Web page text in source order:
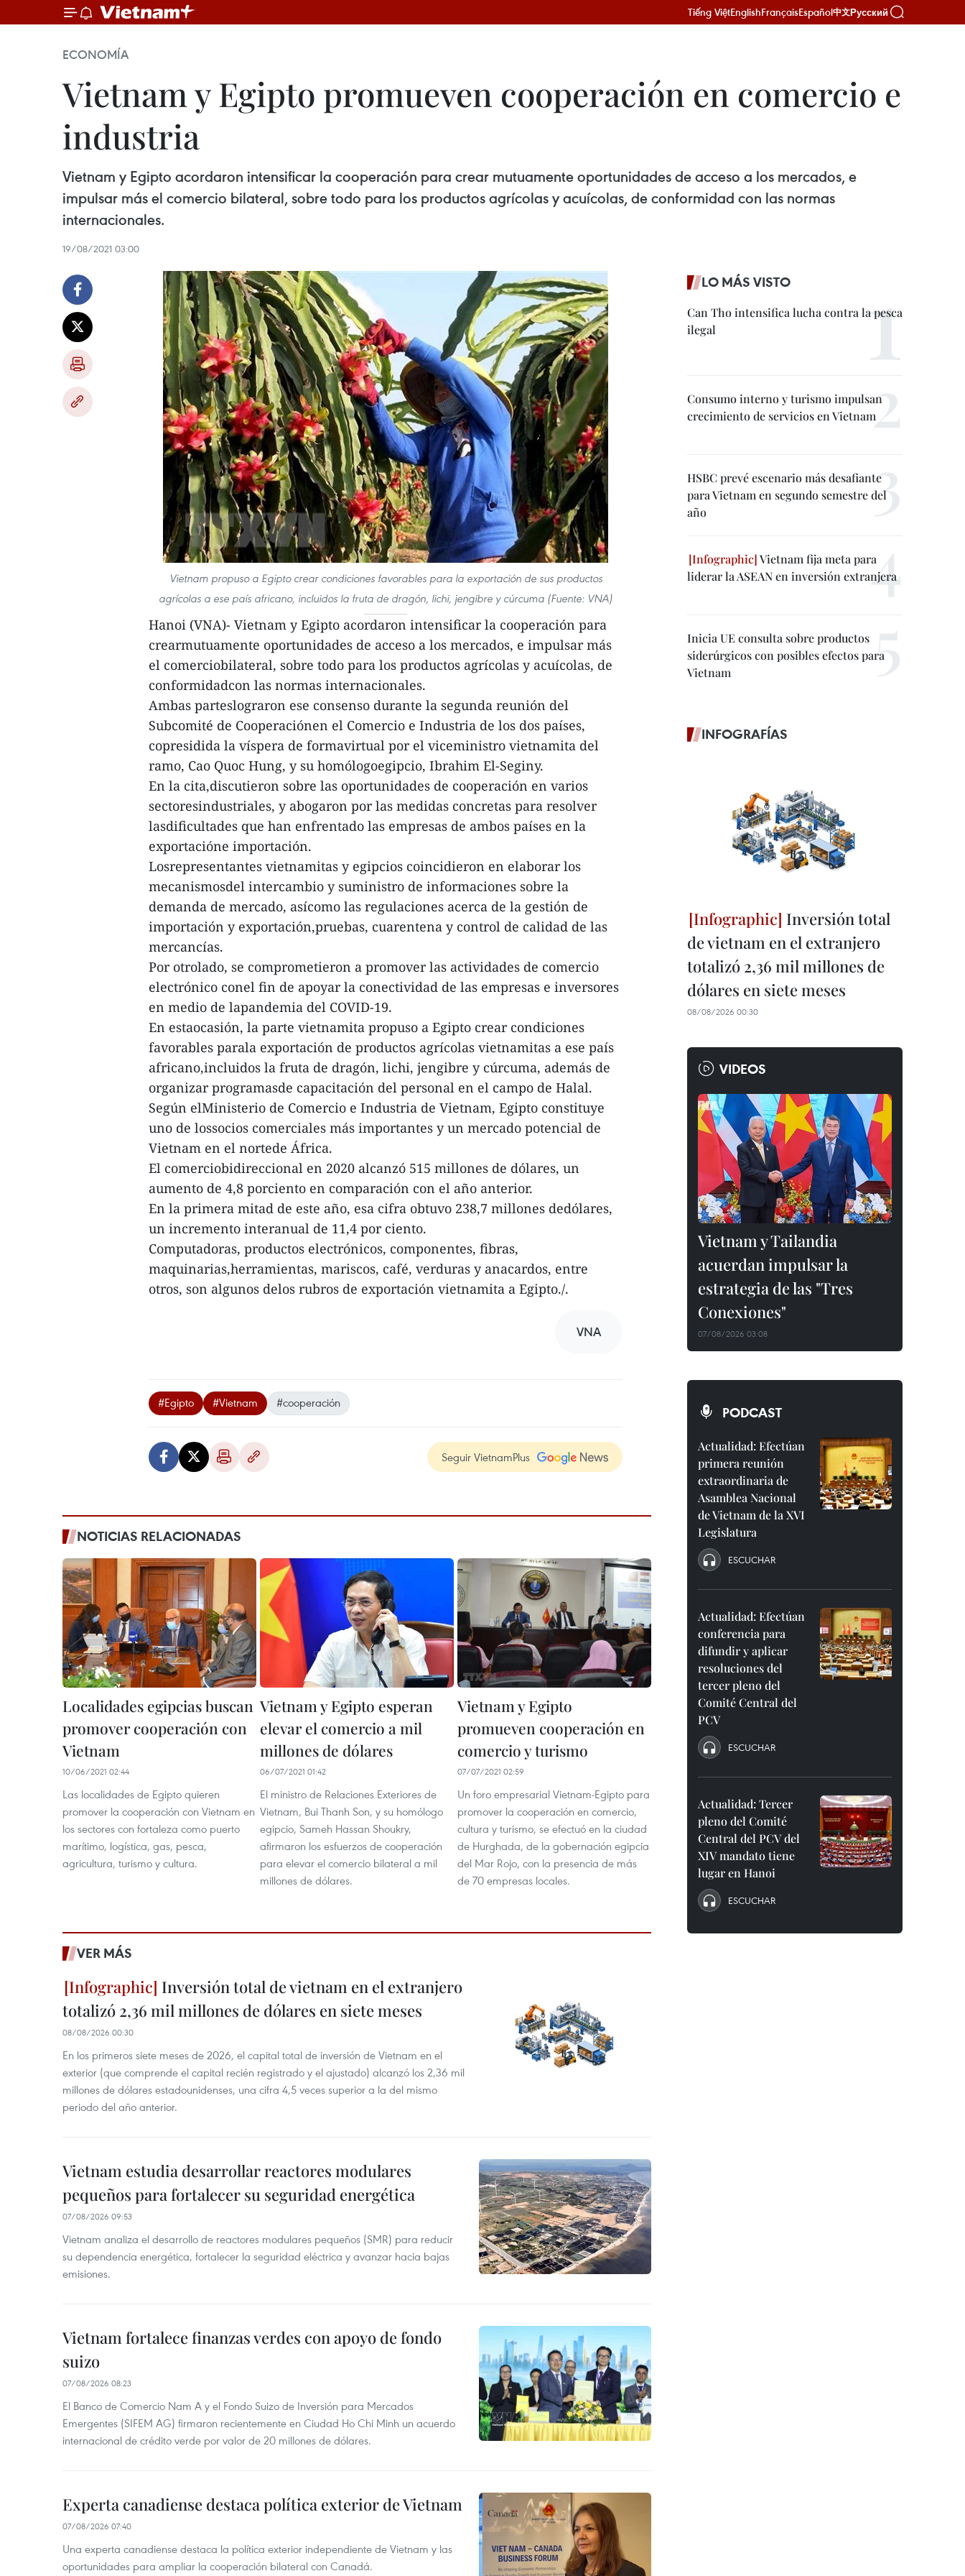
Tiếng ViệtEnglishFrançaisEspañol中文Русский
ECONOMÍA
Vietnam y Egipto promueven cooperación en comercio e
industria
Vietnam y Egipto acordaron intensificar la cooperación para crear mutuamente oportunidades de acceso a los mercados, e
impulsar más el comercio bilateral, sobre todo para los productos agrícolas y acuícolas, de conformidad con las normas
internacionales.
19/08/2021 03:00
Vietnam propuso a Egipto crear condiciones favorables para la exportación de sus productos
agrícolas a ese país africano, incluidos la fruta de dragón, lichi, jengibre y cúrcuma (Fuente: VNA)
Hanoi (VNA)- Vietnam y Egipto acordaron intensificar la cooperación para
crearmutuamente oportunidades de acceso a los mercados, e impulsar más
el comerciobilateral, sobre todo para los productos agrícolas y acuícolas, de
conformidadcon las normas internacionales.
Ambas parteslograron ese consenso durante la segunda reunión del
Subcomité de Cooperaciónen el Comercio e Industria de los dos países,
copresidida la víspera de formavirtual por el viceministro vietnamita del
ramo, Cao Quoc Hung, y su homólogoegipcio, Ibrahim El-Seginy.
En la cita,discutieron sobre las oportunidades de cooperación en varios
sectoresindustriales, y abogaron por las medidas concretas para resolver
lasdificultades que han enfrentado las empresas de ambos países en la
exportacióne importación.
Losrepresentantes vietnamitas y egipcios coincidieron en elaborar los
mecanismosdel intercambio y suministro de informaciones sobre la
demanda de mercado, asícomo las regulaciones acerca de la gestión de
importación y exportación,pruebas, cuarentena y control de calidad de las
mercancías.
Por otrolado, se comprometieron a promover las actividades de comercio
electrónico conel fin de apoyar la conectividad de las empresas e inversores
en medio de lapandemia del COVID-19.
En estaocasión, la parte vietnamita propuso a Egipto crear condiciones
favorables parala exportación de productos agrícolas vietnamitas a ese país
africano,incluidos la fruta de dragón, lichi, jengibre y cúrcuma, además de
organizar programasde capacitación del personal en el campo de Halal.
Según elMinisterio de Comercio e Industria de Vietnam, Egipto constituye
uno de lossocios comerciales más importantes y un mercado potencial de
Vietnam en el nortede África.
El comerciobidireccional en 2020 alcanzó 515 millones de dólares, un
aumento de 4,8 porciento en comparación con el año anterior.
En la primera mitad de este año, esa cifra obtuvo 238,7 millones dedólares,
un incremento interanual de 11,4 por ciento.
Computadoras, productos electrónicos, componentes, fibras,
maquinarias,herramientas, mariscos, café, verduras y anacardos, entre
otros, son algunos delos rubros de exportación vietnamita a Egipto./.
VNA
#Egipto #Vietnam #cooperación
Seguir VietnamPlus
NOTICIAS RELACIONADAS
Localidades egipcias buscan
promover cooperación con
Vietnam
10/06/2021 02:44
Las localidades de Egipto quieren
promover la cooperación con Vietnam en
los sectores con fortaleza como puerto
marítimo, logística, gas, pesca,
agricultura, turismo y cultura.
Vietnam y Egipto esperan
elevar el comercio a mil
millones de dólares
06/07/2021 01:42
El ministro de Relaciones Exteriores de
Vietnam, Bui Thanh Son, y su homólogo
egipcio, Sameh Hassan Shoukry,
afirmaron los esfuerzos de cooperación
para elevar el comercio bilateral a mil
millones de dólares.
Vietnam y Egipto
promueven cooperación en
comercio y turismo
07/07/2021 02:59
Un foro empresarial Vietnam-Egipto para
promover la cooperación en comercio,
cultura y turismo, se efectuó en la ciudad
de Hurghada, de la gobernación egipcia
del Mar Rojo, con la presencia de más
de 70 empresas locales.
VER MÁS
Inversión total de vietnam en el extranjero
totalizó 2,36 mil millones de dólares en siete meses
08/08/2026 00:30
En los primeros siete meses de 2026, el capital total de inversión de Vietnam en el
exterior (que comprende el capital recién registrado y el ajustado) alcanzó los 2,36 mil
millones de dólares estadounidenses, una cifra 4,5 veces superior a la del mismo
periodo del año anterior.
Vietnam estudia desarrollar reactores modulares
pequeños para fortalecer su seguridad energética
07/08/2026 09:53
Vietnam analiza el desarrollo de reactores modulares pequeños (SMR) para reducir
su dependencia energética, fortalecer la seguridad eléctrica y avanzar hacia bajas
emisiones.
Vietnam fortalece finanzas verdes con apoyo de fondo
suizo
07/08/2026 08:23
El Banco de Comercio Nam A y el Fondo Suizo de Inversión para Mercados
Emergentes (SIFEM AG) firmaron recientemente en Ciudad Ho Chi Minh un acuerdo
internacional de crédito verde por valor de 20 millones de dólares.
Experta canadiense destaca política exterior de Vietnam
07/08/2026 07:40
Una experta canadiense destaca la política exterior independiente de Vietnam y las
oportunidades para ampliar la cooperación bilateral con Canadá.
LO MÁS VISTO
Can Tho intensifica lucha contra la pesca
ilegal
Consumo interno y turismo impulsan
crecimiento de servicios en Vietnam
HSBC prevé escenario más desafiante
para Vietnam en segundo semestre del
año
Vietnam fija meta para
liderar la ASEAN en inversión extranjera
Inicia UE consulta sobre productos
siderúrgicos con posibles efectos para
Vietnam
INFOGRAFÍAS
Inversión total
de vietnam en el extranjero
totalizó 2,36 mil millones de
dólares en siete meses
08/08/2026 00:30
VIDEOS
Vietnam y Tailandia
acuerdan impulsar la
estrategia de las "Tres
Conexiones"
07/08/2026 03:08
PODCAST
Actualidad: Efectúan
primera reunión
extraordinaria de
Asamblea Nacional
de Vietnam de la XVI
Legislatura
ESCUCHAR
Actualidad: Efectúan
conferencia para
difundir y aplicar
resoluciones del
tercer pleno del
Comité Central del
PCV
ESCUCHAR
Actualidad: Tercer
pleno del Comité
Central del PCV del
XIV mandato tiene
lugar en Hanoi
ESCUCHAR